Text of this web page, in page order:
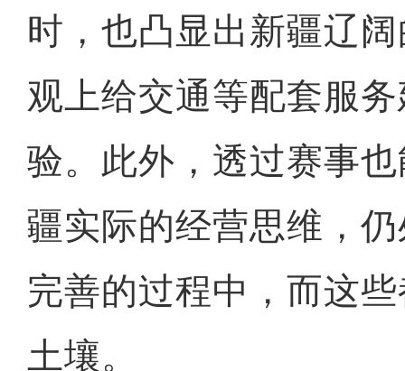
时，也凸显出新疆辽
观上给交通等配套服
验。此外，透过赛事
疆实际的经营思维，
完善的过程中，而这
土壤。